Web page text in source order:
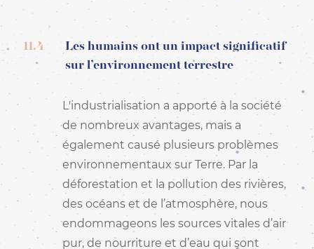
11.4
Les humains ont un impact significatif
sur l’environnement terrestre
L'industrialisation a apporté à la société
de nombreux avantages, mais a
également causé plusieurs problèmes
environnementaux sur Terre. Par la
déforestation et la pollution des rivières,
des océans et de l’atmosphère, nous
endommageons les sources vitales d’air
pur, de nourriture et d’eau qui sont